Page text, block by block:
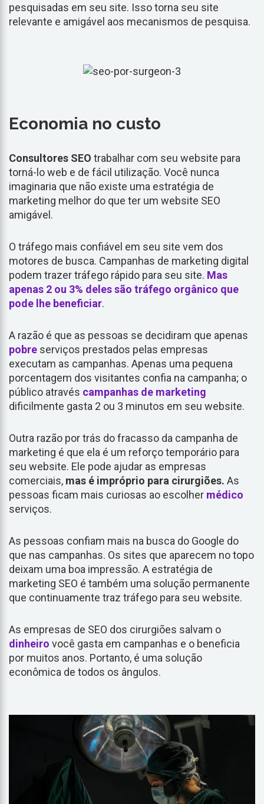
pesquisadas em seu site. Isso torna seu site
relevante e amigável aos mecanismos de pesquisa.
Economia no custo
Consultores SEO trabalhar com seu website para
torná-lo web e de fácil utilização. Você nunca
imaginaria que não existe uma estratégia de
marketing melhor do que ter um website SEO
amigável.
O tráfego mais confiável em seu site vem dos
motores de busca. Campanhas de marketing digital
podem trazer tráfego rápido para seu site. Mas
apenas 2 ou 3% deles são tráfego orgânico que
pode lhe beneficiar.
A razão é que as pessoas se decidiram que apenas
pobre serviços prestados pelas empresas
executam as campanhas. Apenas uma pequena
porcentagem dos visitantes confia na campanha; o
público através campanhas de marketing
dificilmente gasta 2 ou 3 minutos em seu website.
Outra razão por trás do fracasso da campanha de
marketing é que ela é um reforço temporário para
seu website. Ele pode ajudar as empresas
comerciais, mas é impróprio para cirurgiões. As
pessoas ficam mais curiosas ao escolher médico
serviços.
As pessoas confiam mais na busca do Google do
que nas campanhas. Os sites que aparecem no topo
deixam uma boa impressão. A estratégia de
marketing SEO é também uma solução permanente
que continuamente traz tráfego para seu website.
As empresas de SEO dos cirurgiões salvam o
dinheiro você gasta em campanhas e o beneficia
por muitos anos. Portanto, é uma solução
econômica de todos os ângulos.